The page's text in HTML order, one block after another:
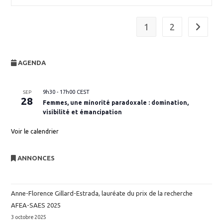
1 2 Aller à
AGENDA
SEP
28
9h30 - 17h00 CEST
Femmes, une minorité paradoxale : domination,
visibilité et émancipation
Voir le calendrier
ANNONCES
Anne-Florence Gillard-Estrada, lauréate du prix de la recherche
AFEA-SAES 2025
3 octobre 2025